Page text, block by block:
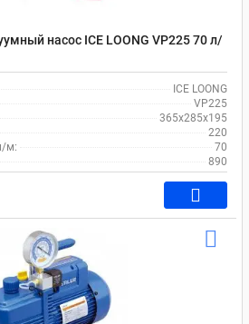
насос ICE LOONG VP225 70 л/
ICE LOONG
VP225
365x285x195
220
м:
70
890